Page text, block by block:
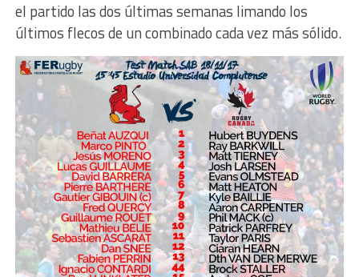
el partido las dos últimas semanas limando los
últimos flecos de un combinado cada vez más sólido.